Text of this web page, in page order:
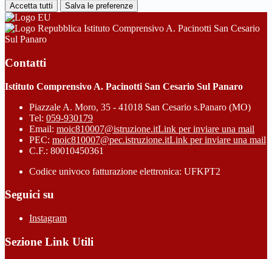
Accetta tutti Salva le preferenze
Istituto Comprensivo A. Pacinotti San Cesario
Sul Panaro
Contatti
Istituto Comprensivo A. Pacinotti San Cesario Sul Panaro
Piazzale A. Moro, 35 - 41018 San Cesario s.Panaro (MO)
Tel: 059-930179
Email: moic810007@istruzione.itLink per inviare una mail
PEC: moic810007@pec.istruzione.itLink per inviare una mail
C.F.: 80010450361
Codice univoco fatturazione elettronica: UFKPT2
Seguici su
Instagram
Sezione Link Utili